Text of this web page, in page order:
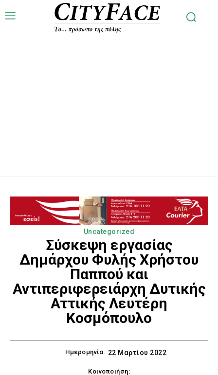
Uncategorized
Σύσκεψη εργασίας
Δημάρχου Φυλής Χρήστου
Παππού και
Αντιπεριφερειάρχη Δυτικής
Αττικής Λευτέρη
Κοσμόπουλο
Ημερομηνία: 22 Μαρτίου 2022
Κοινοποιήση: